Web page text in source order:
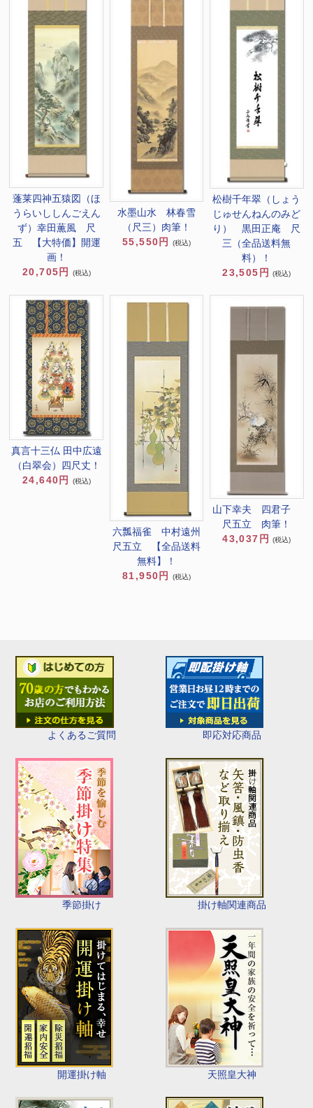
よくあるご質問 即応対応商品
季節掛け 掛け軸関連商品
開運掛け軸 天照皇大神
蓬莱四神五猿図（ほ
うらいししんごえん
ず）幸田薫風 尺
五 【大特価】開運
画！
20,705円
(税込)
水墨山水 林春雪
（尺三）肉筆！
55,550円
(税込)
松樹千年翠（しょう
じゅせんねんのみど
り） 黒田正庵 尺
三（全品送料無
料）！
23,505円
(税込)
真言十三仏 田中広遠
（白翠会）四尺丈！
24,640円
(税込)
六瓢福雀 中村遠州
尺五立 【全品送料
無料】！
81,950円
(税込)
山下幸夫 四君子
尺五立 肉筆！
43,037円
(税込)